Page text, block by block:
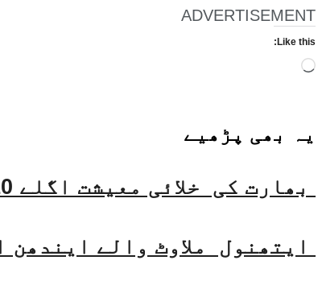
ADVERTISEMENT
Like this:
Loading…
یہ بھی پڑھیے
بھارت کی خلائی معیشت اگلے 10 سالوں میں 45 بلین ڈالر تک بڑھنے کی توقع ہے۔ جتیندر سنگھ
ایتھنول ملاوٹ والے